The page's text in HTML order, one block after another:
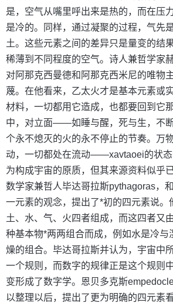
是，空气从嘴里呼出来是热的，而在压
是冷的。同样，通过凝聚的过程，气先
土。这些元素之间的差异只是量变的结
稀薄到不同程度的空气。诗人兼哲学家
对阿那克西曼德和阿那克西米尼的唯物
蔑。在他看来，乙太火才是基本元素或
材料，一切都用它造成，也都要回到它
中，对立面——如睡与醒，死与生，不
个永不熄灭的火的永不停止的节奏。万
动，一切都处在流动——xavtaoei的状态
为构成宇宙的原质，但其来源资料似乎
数学家兼哲人毕达哥拉斯pythagoras，
一元素的观念，提出了*初的四元素说。
土、水、气、火四者组成，而这四者又
种基本物*两两组合而成，例如水是冷与
燥的组合。毕达哥拉斯并认为，宇宙中
一个规则，而数字的规律正是这个规则
变形成了数字学。恩贝多克斯
以整理以后，提出了更为明确的四元素